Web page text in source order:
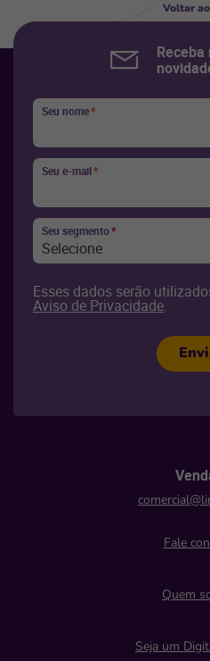
Voltar
Receba
Seu nome*
Seu e-mail*
Seu segmento*
Selecione
Esses dados serão
Aviso de Privacidade.
Fale
Quem
Seja um